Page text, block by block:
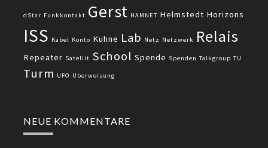
dStar Funkkontakt Gerst HAMNET Helmstedt Horizons
ISS Kabel Konto Kuhne Lab Netz Netzwerk Relais
Repeater Satellit School Spende Spenden Talkgroup TU
Turm UFO Überweisung
NEUE KOMMENTARE